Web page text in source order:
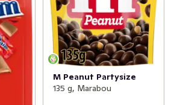
M Peanut Partysize
135 g, Marabou